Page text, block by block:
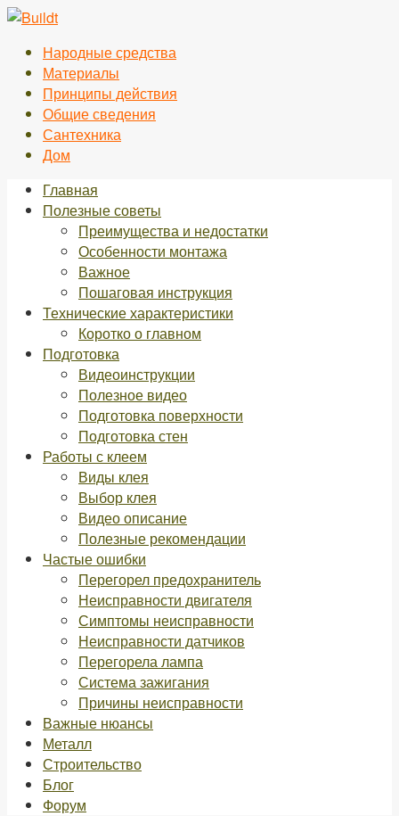
Перейти
контентуНародные средства
Материалы
Принципы действия
Общие сведения
Сантехника
Дом
Главная
Полезные советы
Преимущества и недостатки
Особенности монтажа
Важное
Пошаговая инструкция
Технические характеристики
Коротко о главном
Подготовка
Видеоинструкции
Полезное видео
Подготовка поверхности
Подготовка стен
Работы с клеем
Виды клея
Выбор клея
Видео описание
Полезные рекомендации
Частые ошибки
Перегорел предохранитель
Неисправности двигателя
Симптомы неисправности
Неисправности датчиков
Перегорела лампа
Система зажигания
Причины неисправности
Важные нюансы
Металл
Строительство
Блог
Форум